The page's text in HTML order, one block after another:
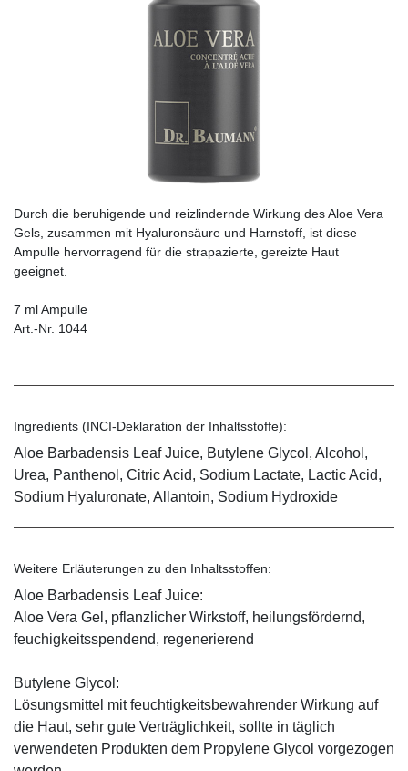
Durch die beruhigende und reizlindernde Wirkung des Aloe Vera
Gels, zusammen mit Hyaluronsäure und Harn­stoff, ist diese
Ampulle hervorragend für die strapazierte, gereizte Haut
geeignet.
7 ml Ampulle
Art.-Nr. 1044
Ingredients (INCI-Deklaration der Inhaltsstoffe):
Aloe Barbadensis Leaf Juice, Butylene Glycol, Alcohol,
Urea, Panthenol, Citric Acid, Sodium Lactate, Lactic Acid,
Sodium Hyaluronate, Allantoin, Sodium Hydroxide
Weitere Erläuterungen zu den Inhaltsstoffen:
Aloe Barbadensis Leaf Juice:
Aloe Vera Gel, pflanzlicher Wirkstoff, ­heilungsfördernd,
feuchigkeitsspendend, ­regenerierend
Butylene Glycol:
Lösungsmittel mit feuchtigkeitsbewahrender Wirkung auf
die Haut, sehr gute Verträglichkeit, sollte in täglich
verwendeten Produkten dem Propylene Glycol vorgezogen